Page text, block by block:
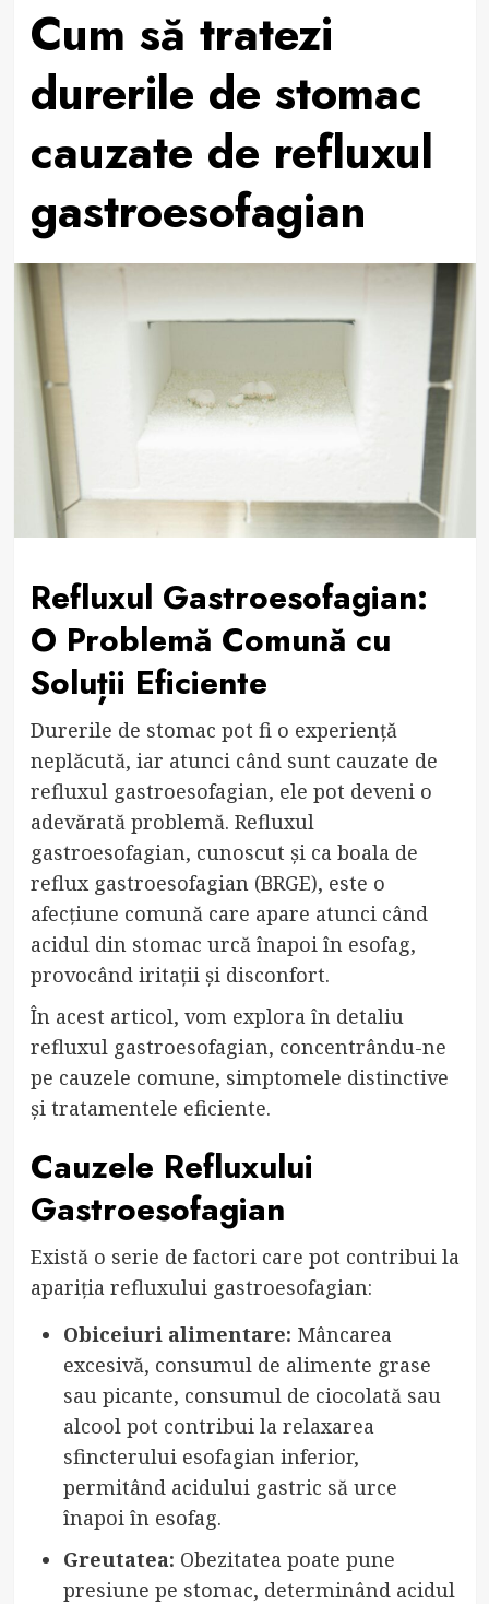
Cum să tratezi
durerile de stomac
cauzate de refluxul
gastroesofagian
Refluxul Gastroesofagian:
O Problemă Comună cu
Soluții Eficiente
Durerile de stomac pot fi o experiență
neplăcută, iar atunci când sunt cauzate de
refluxul gastroesofagian, ele pot deveni o
adevărată problemă. Refluxul
gastroesofagian, cunoscut și ca boala de
reflux gastroesofagian (BRGE), este o
afecțiune comună care apare atunci când
acidul din stomac urcă înapoi în esofag,
provocând iritații și disconfort.
În acest articol, vom explora în detaliu
refluxul gastroesofagian, concentrându-ne
pe cauzele comune, simptomele distinctive
și tratamentele eficiente.
Cauzele Refluxului
Gastroesofagian
Există o serie de factori care pot contribui la
apariția refluxului gastroesofagian:
Obiceiuri alimentare: Mâncarea
excesivă, consumul de alimente grase
sau picante, consumul de ciocolată sau
alcool pot contribui la relaxarea
sfincterului esofagian inferior,
permitând acidului gastric să urce
înapoi în esofag.
Greutatea: Obezitatea poate pune
presiune pe stomac, determinând acidul